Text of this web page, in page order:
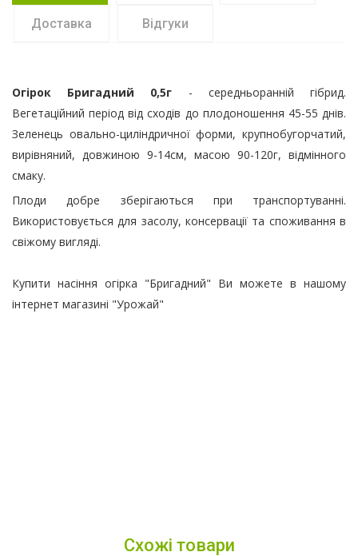
Доставка Відгуки
Огірок Бригадний 0,5г - середньоранній гібрид.
Вегетаційний період від сходів до плодоношення 45-55 днів.
Зеленець овально-циліндричної форми, крупнобугорчатий,
вирівняний, довжиною 9-14см, масою 90-120г, відмінного
смаку.
Плоди добре зберігаються при транспортуванні.
Використовується для засолу, консервації та споживання в
свіжому вигляді.
Купити насіння огірка "Бригадний" Ви можете в нашому
інтернет магазині "Урожай"
Схожі товари